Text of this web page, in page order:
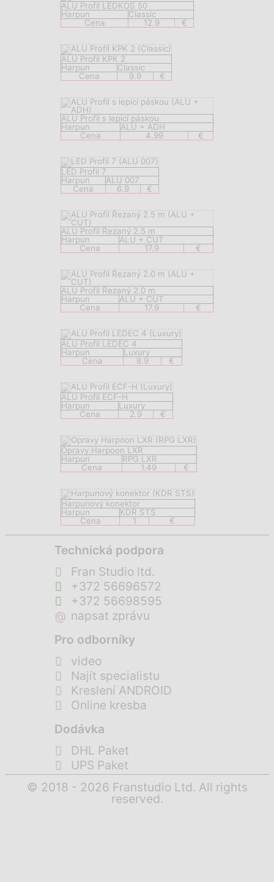
ALU Profil LEDKOS 50
Harpun
Classic
Cena
12.9 €
ALU Profil KPK 2
Harpun
Classic
Cena
9.9 €
ALU Profil s lepicí páskou
Harpun
ALU + ADH
Cena
4.99 €
LED Profil 7
Harpun
ALU 007
Cena
6.9 €
ALU Profil Řezaný 2.5 m
Harpun
ALU + CUT
Cena
17.9 €
ALU Profil Řezaný 2.0 m
Harpun
ALU + CUT
Cena
17.9 €
ALU Profil LEDEC 4
Harpun
Luxury
Cena
8.9 €
ALU Profil ECF-H
Harpun
Luxury
Cena
2.9 €
Opravy Harpoon LXR
Harpun
RPG LXR
Cena
1.49 €
Harpunový konektor
Harpun
KDR STS
Cena
1 €
Technická podpora
Fran Studio ltd.
+372 56696572
+372 56698595
@ napsat zprávu
Pro odborníky
video
Najít specialistu
Kreslení ANDROID
Online kresba
Dodávka
DHL Paket
UPS Paket
© 2018 - 2026 Franstudio Ltd. All rights
reserved.